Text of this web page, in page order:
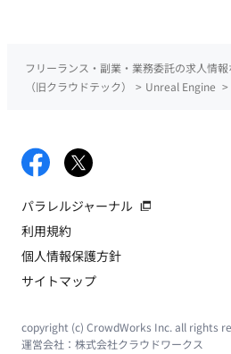
フリーランス・副業・業務委託の求人情
（旧クラウドテック）
> Unreal Engine >
パラレルジャーナル
利用規約
個人情報保護方針
サイトマップ
copyright (c) CrowdWorks Inc. all rights
運営会社： 株式会社クラウドワークス